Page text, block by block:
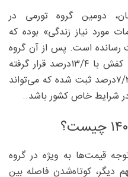
دومین گروه تورمی در
مورد نیاز زندگی» بوده که
را به ثبت رسانده است. پس از آن گروه
حمل‌ونقل با ۱۹‌درصد و پوشاک و کفش با ۴/‏‏۱۳‌درصد قرار گرفته
است. تورم ماهانه خوراکی‌ها نیز ۲/‏‏۷‌درصد ثبت شده که می‌تواند
شرایط خاص کشور باشد..
قیمت‌ها به ویژه در گروه
دیگر، کوتاه‌شدن فاصله بین